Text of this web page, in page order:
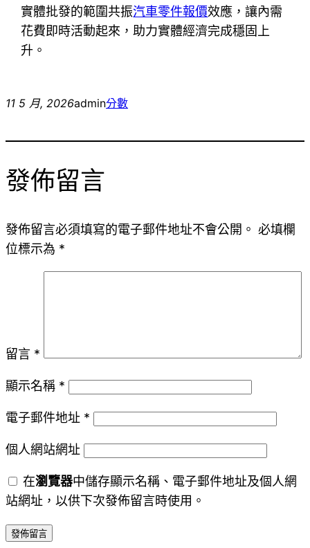
實體批發的範圍共振汽車零件報價效應，讓內需
花費即時活動起來，助力實體經濟完成穩固上
升。
11 5 月, 2026admin分數
發佈留言
發佈留言必須填寫的電子郵件地址不會公開。 必填欄
位標示為 *
留言 *
顯示名稱 *
電子郵件地址 *
個人網站網址
在瀏覽器中儲存顯示名稱、電子郵件地址及個人網
站網址，以供下次發佈留言時使用。